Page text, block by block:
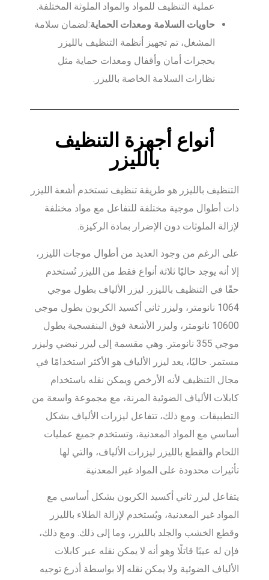
عملية التنظيف للمواد والمواد الملوثة المختلفة.
حاويات السلامة ومعدات الحماية:لضمان سلامة
المشغل، تم تجهيز أنظمة التنظيف بالليزر
بحجرات أمان وأقفال ومعدات حماية مثل
نظارات السلامة الخاصة بالليزر.
أنواع أجهزة التنظيف
بالليزر
التنظيف بالليزر هو طريقة تنظيف تستخدم أشعة الليزر
ذات أطوال موجية مختلفة للتفاعل مع مواد مختلفة
لإزالة الملوثات دون الإضرار بمادة الركيزة.
على الرغم من وجود العديد من أطوال موجات الليزر،
إلا أنه يوجد حاليًا ثلاثة أنواع فقط من الليزر تُستخدم
حقًا في التنظيف بالليزر. ليزر الألياف بطول موجي
1064 نانومتر، وليزر ثاني أكسيد الكربون بطول موجي
10600 نانومتر، وليزر الأشعة فوق البنفسجية بطول
موجي 355 نانومتر. وهي مقسمة إلى ليزر نبضي وليزر
مستمر. حاليًا، يعد ليزر الألياف هو الأكثر استخدامًا في
مجال التنظيف لأنه الأرخص ويمكن نقله باستخدام
كابلات الألياف الضوئية المرنة، مع مجموعة واسعة من
التطبيقات. ومع ذلك، تتفاعل ليزرات الألياف بشكل
أساسي مع المواد المعدنية، وتستخدم جميع عمليات
اللحام والقطع بالليزر ليزرات الألياف، والتي لها
تأثيرات محدودة على المواد غير المعدنية.
يتفاعل ليزر ثاني أكسيد الكربون بشكل أساسي مع
المواد غير المعدنية، ويُستخدم لإزالة الطلاء بالليزر
وقطع الخشب والجلد بالليزر، وما إلى ذلك. ومع ذلك،
فإن له عيبًا قاتلًا وهو أنه لا يمكن نقله عبر كابلات
الألياف الضوئية ولا يمكن نقله إلا بواسطة أذرع توجيه